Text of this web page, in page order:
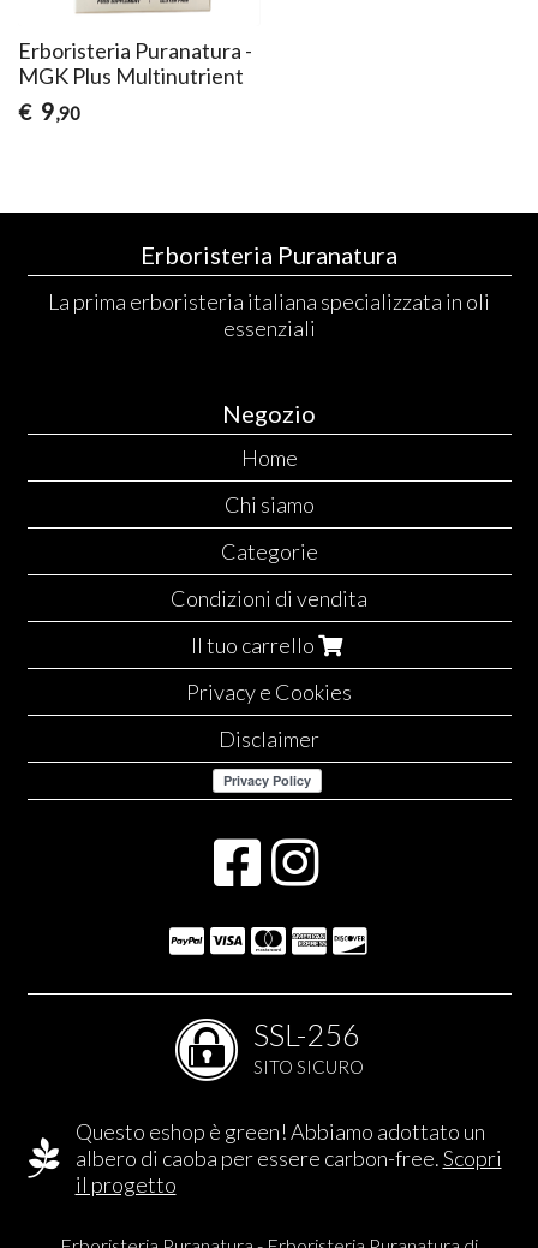
Erboristeria Puranatura -
MGK Plus Multinutrient
€ 9,90
Erboristeria Puranatura
La prima erboristeria italiana specializzata in oli
essenziali
Negozio
Home
Chi siamo
Categorie
Condizioni di vendita
Il tuo carrello
Privacy e Cookies
Disclaimer
SSL-256
SITO SICURO
Questo eshop è green! Abbiamo adottato un
albero di caoba per essere carbon-free.Scopri
il progetto